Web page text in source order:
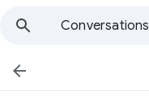
Conversations
